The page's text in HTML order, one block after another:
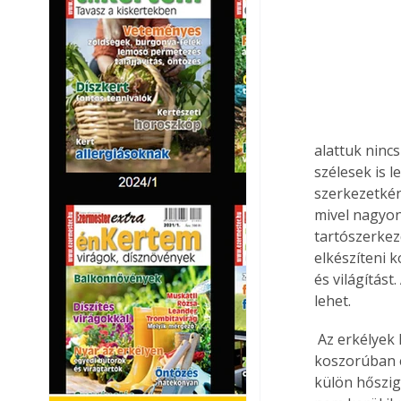
alattuk
szélesek is
mivel
elkészíteni
és
lehet.
Az erkélyek hőszigetelésének egyik módja, hogy a födém vastagságában, a vasbeton
koszorúban
külön